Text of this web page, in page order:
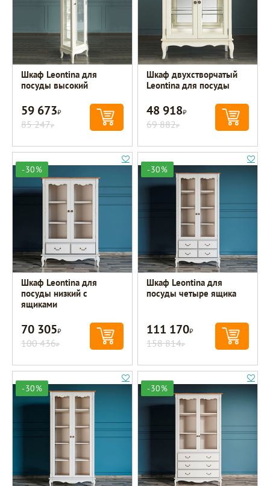
Шкаф Leontina для
посуды высокий
59 673Р
85 247Р
Шкаф двухстворчатый
Leontina для посуды
48 918Р
69 882Р
-30%
Шкаф Leontina для
посуды низкий c
ящиками
70 305Р
100 436Р
-30%
Шкаф Leontina для
посуды четыре ящика
111 170Р
158 814Р
-30% -30%